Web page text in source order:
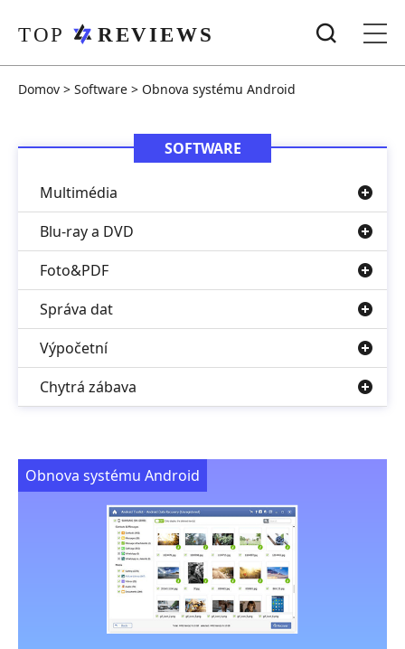
Domov > Software > Obnova systému Android
SOFTWARE
Multimédia
Blu-ray a DVD
Foto&PDF
Správa dat
Výpočetní
Chytrá zábava
Obnova systému Android